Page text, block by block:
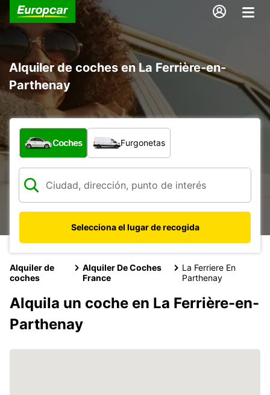
Alquiler de coches en La Ferrière-en-
Parthenay
¿Qué tipo de vehículo?
Coches Furgonetas
Selecciona el lugar de recogida
Alquiler de
coches
Alquiler De Coches
France
La Ferriere En
Parthenay
Alquila un coche en La Ferrière-en-
Parthenay